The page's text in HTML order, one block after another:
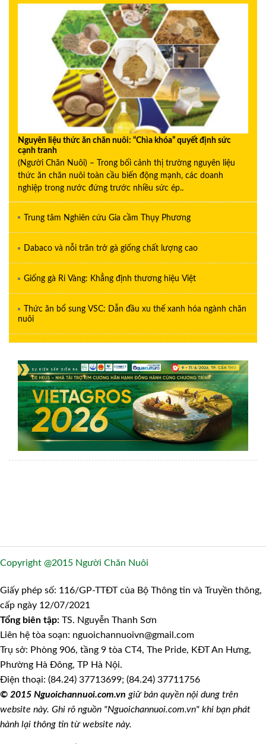
Nguyên liệu thức ăn chăn nuôi: “Chìa khóa” quyết định sức
cạnh tranh
(Người Chăn Nuôi) – Trong bối cảnh thị trường nguyên liệu
thức ăn chăn nuôi toàn cầu biến động mạnh, các doanh
nghiệp trong nước đứng trước nhiều sức ép..
Trung tâm Nghiên cứu Gia cầm Thụy Phương
Dabaco và nỗi trăn trở gà giống chất lượng cao
Giống gà Ri Vàng: Khẳng định thương hiệu Việt
Thức ăn bổ sung VSC: Dẫn đầu xu thế xanh hóa ngành chăn
nuôi
Copyright @2015 Người Chăn Nuôi
Giấy phép số: 116/GP-TTĐT của Bộ Thông tin và Truyền thông,
cấp ngày 12/07/2021
Tổng biên tập: TS. Nguyễn Thanh Sơn
Liên hệ tòa soạn: nguoichannuoivn@gmail.com
Trụ sở: Phòng 906, tầng 9 tòa CT4, The Pride, KĐT An Hưng,
Phường Hà Đông, TP Hà Nội.
Điện thoại: (84.24) 37713699; (84.24) 37711756
© 2015 Nguoichannuoi.com.vn giữ bản quyền nội dung trên
website này. Ghi rõ nguồn "Nguoichannuoi.com.vn" khi bạn phát
hành lại thông tin từ website này.